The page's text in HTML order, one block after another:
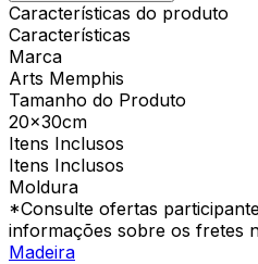
Características do produto
Características
Marca
Arts Memphis
Tamanho do Produto
20x30cm
Itens Inclusos
Itens Inclusos
Moldura
*Consulte ofertas
informações sobre os fretes
Madeira